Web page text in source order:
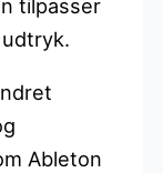
tilpasser
Ableton